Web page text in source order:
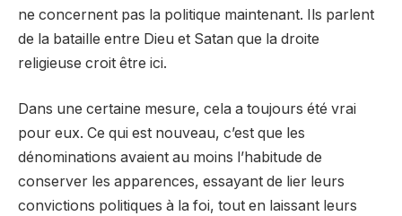
ne concernent pas la politique maintenant. Ils parlent
de la bataille entre Dieu et Satan que la droite
religieuse croit être ici.
Dans une certaine mesure, cela a toujours été vrai
pour eux. Ce qui est nouveau, c’est que les
dénominations avaient au moins l’habitude de
conserver les apparences, essayant de lier leurs
convictions politiques à la foi, tout en laissant leurs